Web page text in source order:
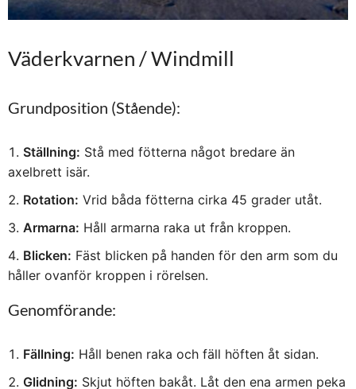
Väderkvarnen / Windmill
Grundposition (Stående):
Ställning: Stå med fötterna något bredare än
axelbrett isär.
Rotation: Vrid båda fötterna cirka 45 grader utåt.
Armarna: Håll armarna raka ut från kroppen.
Blicken: Fäst blicken på handen för den arm som du
håller ovanför kroppen i rörelsen.
Genomförande:
Fällning: Håll benen raka och fäll höften åt sidan.
Glidning: Skjut höften bakåt. Låt den ena armen peka